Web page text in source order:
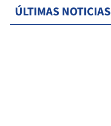
ÚLTIMAS NOTICIAS